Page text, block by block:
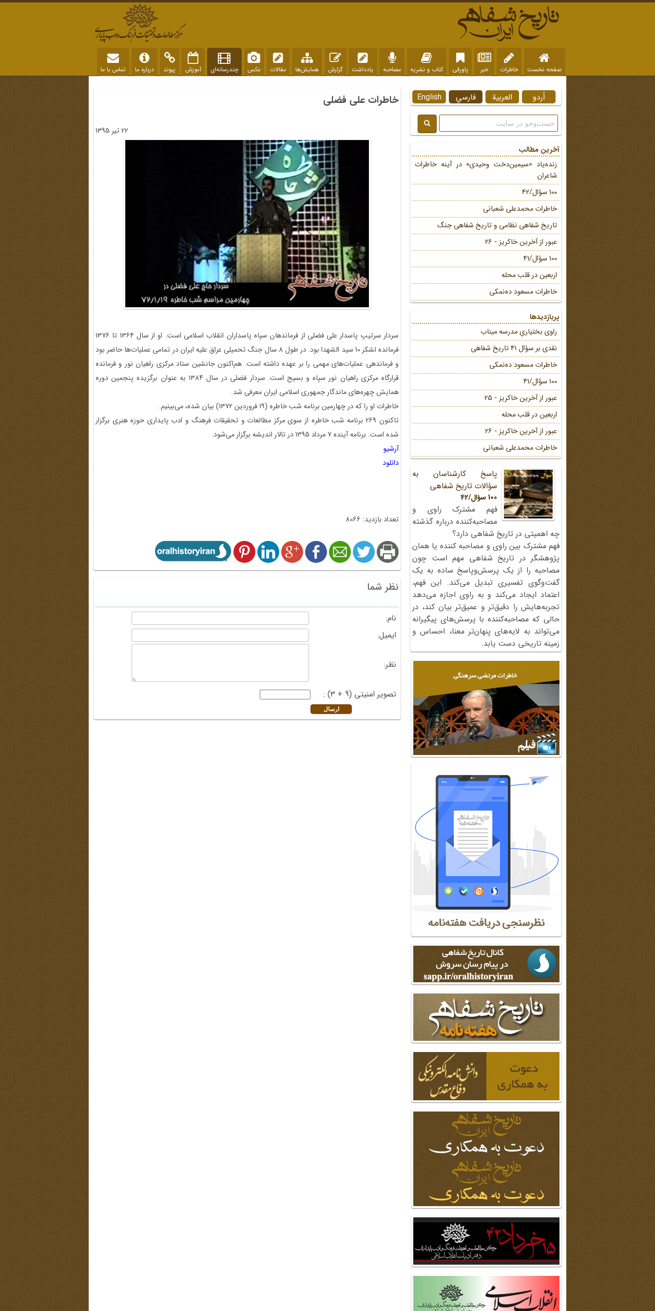
صفحه نخست خاطرات خبر پاورقی کتاب و نشریه مصاحبه یادداشت گزارش همایش‌ها مقالات عکس چندرسانه‌ای آموزش پیوند درباره ما تماس با ما
خاطرات علی فضلی
22 تیر 1395
سردار سرتیپ پاسدار علی فضلی از فرماندهان سپاه پاسداران انقلاب اسلامی است. او از سال 1364 تا 1376
فرمانده لشکر 10 سید الشهدا بود. در طول 8 سال جنگ تحمیلی عراق علیه ایران در تمامی عملیات‌ها حاضر بود
و فرماندهی عملیات‌های مهمی را بر عهده داشته است. هم‌اکنون جانشین ستاد مرکزی راهیان نور و فرمانده
قرارگاه مرکزی راهیان نور سپاه و بسیج است. سردار فضلی در سال ۱۳۸۴ به عنوان برگزیده پنجمین دوره
همایش چهره‌‌های ماندگار جمهوری اسلامی ایران معرفی شد.
خاطرات او را که در چهارمین برنامه شب خاطره (19 فروردین 1372) بیان شده، می‌بینیم.
تاکنون 269 برنامه شب خاطره از سوی مرکز مطالعات و تحقیقات فرهنگ و ادب پایداری حوزه هنری برگزار
شده است. برنامه آینده 7 مرداد 1395 در تالار اندیشه برگزار می‌شود.
آرشیو
دانلود
تعداد بازدید: 8066
نظر شما
نام:
ایمیل:
نظر:
تصویر امنیتی (9 + 3) :
English فارسي العربية اُردو
آخرین مطالب
زنده‌یاد «سیمین‌دخت وحیدی» در آینه خاطرات
شاعران
100 سؤال/42
خاطرات محمد‌علی شعبانی
تاریخ شفاهی نظامی و تاریخ شفاهی جنگ
عبور از آخرین خاکریز - 26
100 سؤال/41
اربعین در قلب محله
خاطرات مسعود ده‌نمکی
پربازدیدها
راوی بختیاریِ مدرسه میناب
نقدی بر سؤال 41 تاریخ شفاهی
خاطرات مسعود ده‌نمکی
100 سؤال/41
عبور از آخرین خاکریز - 25
اربعین در قلب محله
عبور از آخرین خاکریز - 26
خاطرات محمد‌علی شعبانی
پاسخ کارشناسان به
سؤالات تاریخ شفاهی
100 سؤال/42
فهم مشترک راوی و
مصاحبه‌کننده درباره گذشته
چه اهمیتی در تاریخ شفاهی دارد؟
فهم مشترک بین راوی و مصاحبه کننده یا همان
پژوهشگر در تاریخ شفاهی مهم است چون
مصاحبه را از یک پرسش‌وپاسخ ساده به یک
گفت‌وگوی تفسیری تبدیل می‌کند. این فهم،
اعتماد ایجاد می‌کند و به راوی اجازه می‌دهد
تجربه‌هایش را دقیق‌تر و عمیق‌تر بیان کند، در
حالی که مصاحبه‌کننده با پرسش‌های پیگیرانه
می‌تواند به لایه‌های پنهان‌تر معنا، احساس و
زمینه تاریخی دست یابد.